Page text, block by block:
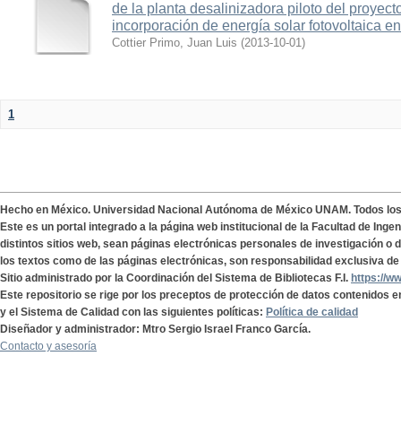
de la planta desalinizadora piloto del
incorporación de energía solar fotovoltaica
Cottier Primo, Juan Luis (2013-10-01)
1
Hecho en México. Universidad Nacional Autónoma de México UNAM. Todos
Este es un portal integrado a la página web institucional de la Facultad de
distintos sitios web, sean páginas electrónicas personales de investigación o
los textos como de las páginas electrónicas, son responsabilidad exclusiva
Sitio administrado por la Coordinación del Sistema de Bibliotecas F.I. https://
Este repositorio se rige por los preceptos de protección de datos contenidos
y el Sistema de Calidad con las siguientes políticas: Política de calidad
Diseñador y administrador: Mtro Sergio Israel Franco García.
Contacto y asesoría